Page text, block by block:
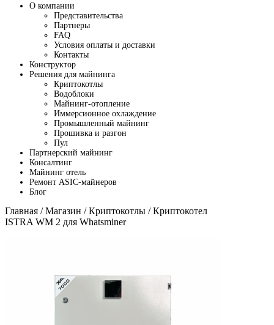
О компании
Представительства
Партнеры
FAQ
Условия оплаты и доставки
Контакты
Конструктор
Решения для майнинга
Криптокотлы
Водоблоки
Майнинг-отопление
Иммерсионное охлаждение
Промышленный майнинг
Прошивка и разгон
Пул
Партнерский майнинг
Консалтинг
Майнинг отель
Ремонт ASIC-майнеров
Блог
Главная /Магазин /Криптокотлы / Криптокотел
ISTRA WM 2 для Whatsminer